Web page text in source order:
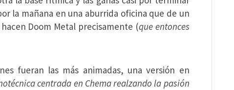
la mañana en una aburrida oficina que de un
Doom Metal precisamente (que entonces
fueran las más animadas, una versión en
centrada en Chema realzando la pasión